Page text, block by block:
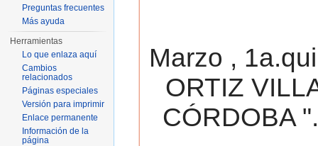
Marzo ,
ORTIZ
CÓRDOBA
Preguntas frecuentes
Más ayuda
Herramientas
Lo que enlaza aquí
Cambios
relacionados
Páginas especiales
Versión para imprimir
Enlace permanente
Información de la
página